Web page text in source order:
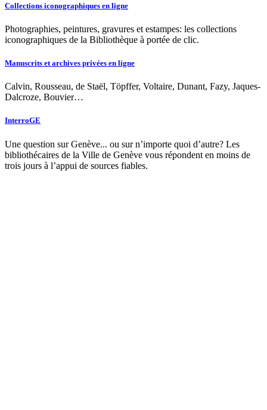
Collections iconographiques en ligne
Photographies, peintures, gravures et estampes: les collections
iconographiques de la Bibliothèque à portée de clic.
Manuscrits et archives privées en ligne
Calvin, Rousseau, de Staël, Töpffer, Voltaire, Dunant, Fazy, Jaques-
Dalcroze, Bouvier…
InterroGE
Une question sur Genève... ou sur n’importe quoi d’autre? Les
bibliothécaires de la Ville de Genève vous répondent en moins de
trois jours à l’appui de sources fiables.